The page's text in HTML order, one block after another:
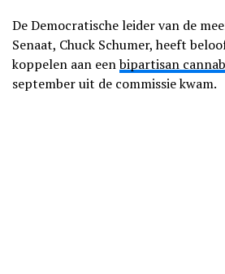
De Democratische leider van de
Senaat, Chuck Schumer, heeft
koppelen aan eenbipartisan
september uit de commissie kwam.